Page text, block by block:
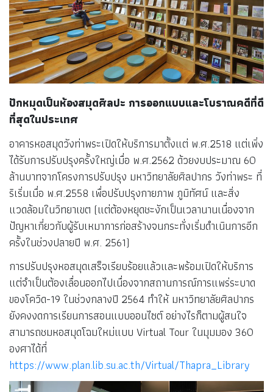
ปักหมุดเป็นห้องสมุดศิลปะ การออกแบบและโบราณคดีที่ดี
ที่สุดในประเทศ
อาคารหอสมุดวังท่าพระเปิดให้บริการมาตั้งแต่ พ.ศ.2518 แต่เพิ่ง
ได้รับการปรับปรุงครั้งใหญ่เมื่อ พ.ศ.2562 ด้วยงบประมาณ 60
ล้านบาทจากโครงการปรับปรุง มหาวิทยาลัยศิลปากร วังท่าพระ ที่
ริเริ่มเมื่อ พ.ศ.2558 เพื่อปรับปรุงกายภาพ ภูมิทัศน์ และสิ่ง
แวดล้อมในวิทยาเขต (แต่ต้องหยุดชะงักเป็นเวลานานเนื่องจาก
ปัญหาเกี่ยวกับผู้รับเหมาการก่อสร้างจนกระทั่งเริ่มดำเนินการอีก
ครั้งในช่วงปลายปี พ.ศ. 2561)
การปรับปรุงหอสมุดเสร็จเรียบร้อยแล้วและพร้อมเปิดให้บริการ
แต่จำเป็นต้องเลื่อนออกไปเนื่องจากสถานการณ์การแพร่ระบาด
ของโควิด-19 ในช่วงกลางปี 2564 ทำให้ มหาวิทยาลัยศิลปากร
ยังคงงดการเรียนการสอนแบบออนไซต์ อย่างไรก็ตามผู้สนใจ
สามารถชมหอสมุดโฉมใหม่แบบ Virtual Tour ในมุมมอง 360
องศาได้ที่
https://www.plan.lib.su.ac.th/Virtual/Thapra_Library